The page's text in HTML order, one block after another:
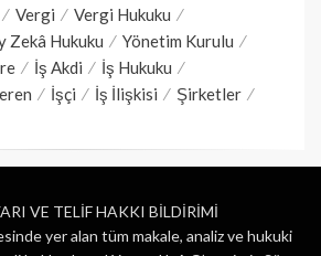
Vergi
Vergi Hukuku
Zekâ Hukuku
Yönetim Kurulu
İş Akdi
İş Hukuku
İşçi İş İlişkisi
Şirketler
VE TELİF HAKKI BİLDİRİMİ
yer alan tüm makale, analiz ve hukuki